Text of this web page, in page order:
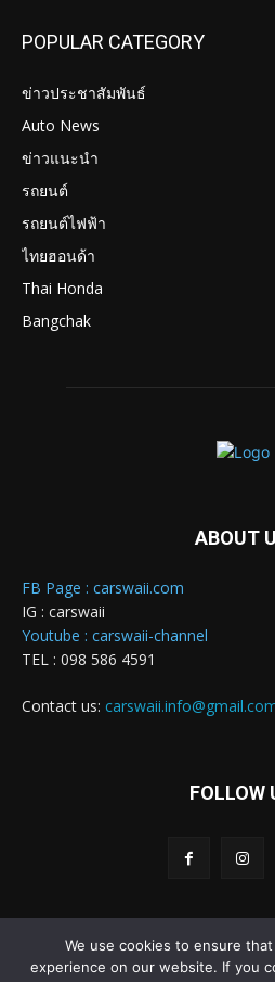
POPULAR CATEGORY
ข่าวประชาสัมพันธ์
Auto News
ข่าวแนะนำ
รถยนต์
รถยนต์ไฟฟ้า
ไทยฮอนด้า
Thai Honda
Bangchak
ABOUT
FB Page : carswaii.com
IG : carswaii
Youtube : carswaii-channel
TEL : 098 586 4591
Contact us:
FOLLOW
Carswaii © Copyright All right reserved
We use cookies to ensure
experience on our website. If you